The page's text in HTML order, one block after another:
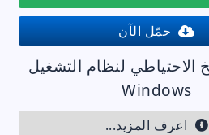
حمّل الآن
الاحتياطي لنظام التشغيل
Windows
اعرف المزيد...